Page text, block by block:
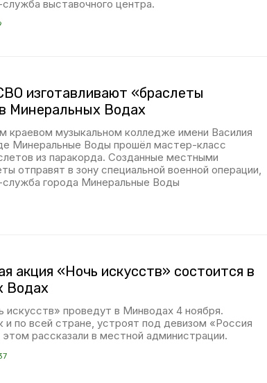
выставочного центра.
изготавливают «браслеты
Минеральных Водах
краевом музыкальном колледже имени Василия
Минеральные Воды прошёл мастер-класс
из паракорда. Созданные местными
отправят в зону специальной военной операции,
города Минеральные Воды
акция «Ночь искусств» состоится в
Водах
искусств» проведут в Минводах 4 ноября.
и по всей стране, устроят под девизом «Россия
рассказали в местной администрации.